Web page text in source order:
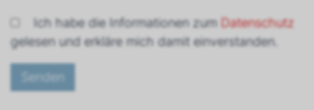
Ich habe die Informationen zum Datenschutz
gelesen und erkläre mich damit einverstanden.